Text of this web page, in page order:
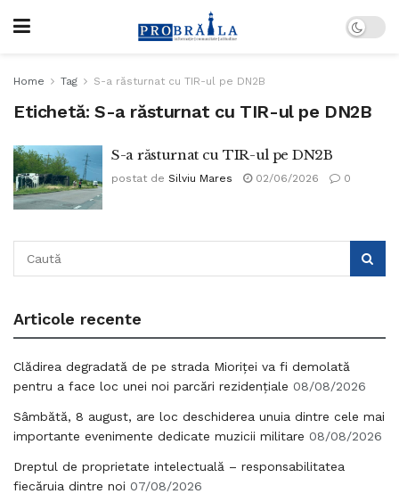
Home Tag S-a răsturnat cu TIR-ul pe DN2B
Etichetă: S-a răsturnat cu TIR-ul pe DN2B
S-a răsturnat cu TIR-ul pe DN2B
postat de Silviu Mares 02/06/2026 0
Articole recente
Clădirea degradată de pe strada Mioriței va fi demolată
pentru a face loc unei noi parcări rezidențiale 08/08/2026
Sâmbătă, 8 august, are loc deschiderea unuia dintre cele mai
importante evenimente dedicate muzicii militare 08/08/2026
Dreptul de proprietate intelectuală – responsabilitatea
fiecăruia dintre noi 07/08/2026